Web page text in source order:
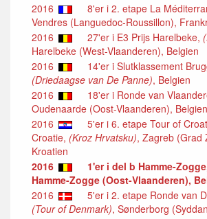
2016
8'er i 2. etape La
Vendres (Languedoc-Roussillon),
2016
27'er i E3 Prijs Harelbeke,
Harelbeke (West-Vlaanderen), Belgien
2016
14'er i Slutklassement
(Driedaagse van De Panne), Belgien
2016
18'er i Ronde van
Oudenaarde (Oost-Vlaanderen), Belgien
2016
5'er i 6. etape Tour of
Croatie, (Kroz Hrvatsku), Zagreb (Grad
Kroatien
2016
1'er i del b Hamme-
Hamme-Zogge (Oost-Vlaanderen),
2016
5'er i 2. etape Ronde van
(Tour of Denmark), Sønderborg